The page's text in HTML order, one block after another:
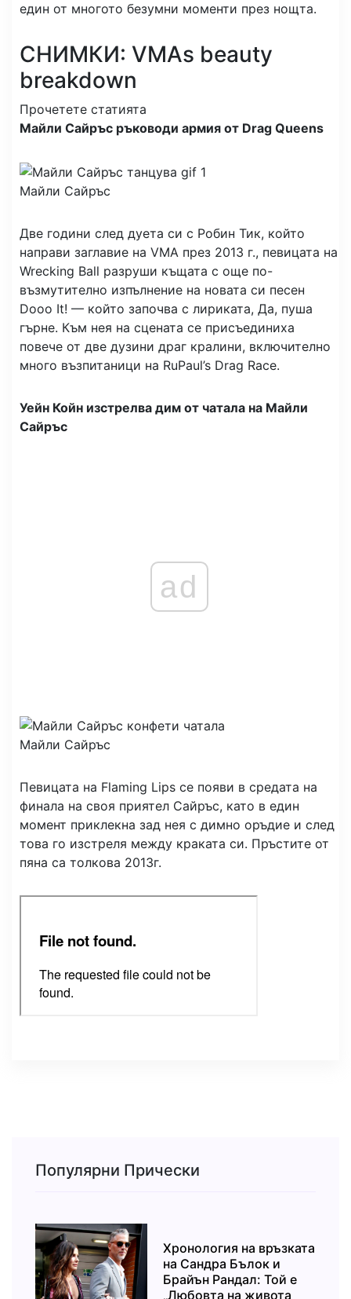
един от многото безумни моменти през нощта.
СНИМКИ: VMAs beauty
breakdown
Прочетете статията
Майли Сайръс ръководи армия от Drag Queens
Майли Сайръс
Две години след дуета си с Робин Тик, който
направи заглавие на VMA през 2013 г., певицата на
Wrecking Ball разруши къщата с още по-
възмутително изпълнение на новата си песен
Dooo It! — който започва с лириката, Да, пуша
гърне. Към нея на сцената се присъединиха
повече от две дузини драг кралини, включително
много възпитаници на RuPaul’s Drag Race.
Уейн Койн изстрелва дим от чатала на Майли
Сайръс
ad
Майли Сайръс
Певицата на Flaming Lips се появи в средата на
финала на своя приятел Сайръс, като в един
момент приклекна зад нея с димно оръдие и след
това го изстреля между краката си. Пръстите от
пяна са толкова 2013г.
Популярни Прически
Хронология на връзката
на Сандра Бълок и
Брайън Рандал: Той е
„Любовта на живота